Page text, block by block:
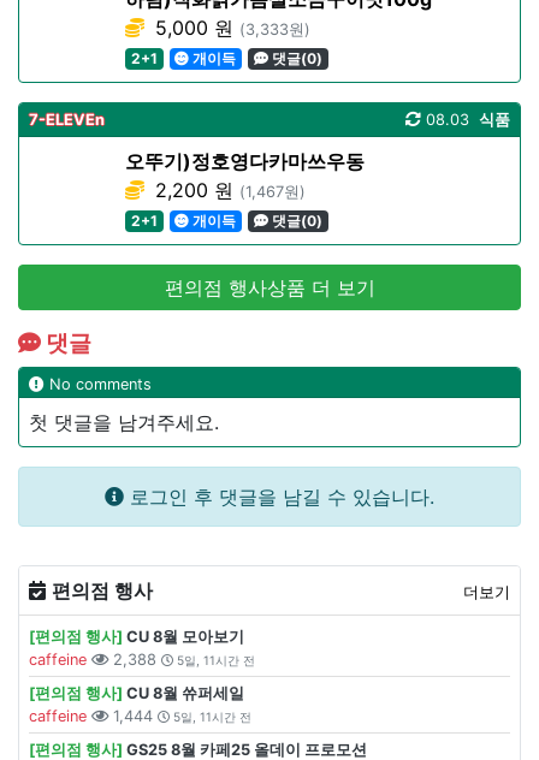
5,000 원 (3,333원)
2+1
개이득 댓글(0)
7-ELEVEn 식품
08.03
오뚜기)정호영다카마쓰우동
2,200 원 (1,467원)
2+1
개이득 댓글(0)
편의점 행사상품 더 보기
댓글
No comments
첫 댓글을 남겨주세요.
로그인 후 댓글을 남길 수 있습니다.
편의점 행사 더보기
[편의점 행사] CU 8월 모아보기
caffeine
2,388 5일, 11시간 전
[편의점 행사] CU 8월 쓔퍼세일
caffeine
1,444 5일, 11시간 전
[편의점 행사] GS25 8월 카페25 올데이 프로모션